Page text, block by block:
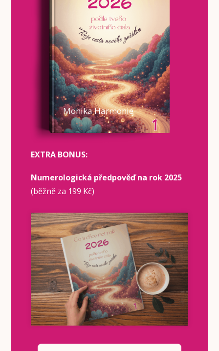
Monika Harmonie
EXTRA BONUS:
Numerologická předpověď na rok 2025
(běžně za 199 Kč)